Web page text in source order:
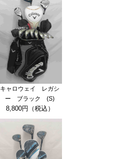
キャロウェイ レガシ
ー ブラック (S)
8,800円（税込）